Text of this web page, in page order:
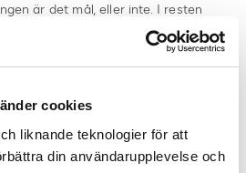
cookies
liknande teknologier för att
din användarupplevelse och
är det mål, eller inte. I resten
är det inte lika enkelt. Träna
som är min upplevelse och
dina resultat, var autentisk
själv. Det skapar ett